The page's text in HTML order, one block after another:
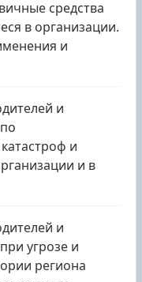
средства
в организации.
и
и
и
и в
и
угрозе и
региона